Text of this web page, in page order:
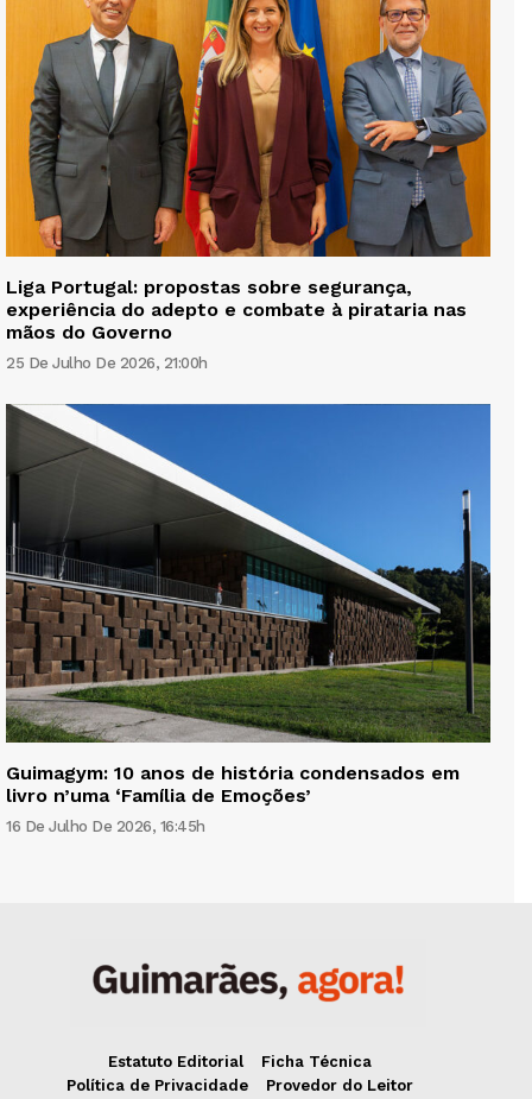
Liga Portugal: propostas sobre segurança,
experiência do adepto e combate à pirataria nas
mãos do Governo
25 De Julho De 2026, 21:00h
Guimagym: 10 anos de história condensados em
livro n’uma ‘Família de Emoções’
16 De Julho De 2026, 16:45h
Estatuto Editorial
Ficha Técnica
Política de Privacidade
Provedor do Leitor